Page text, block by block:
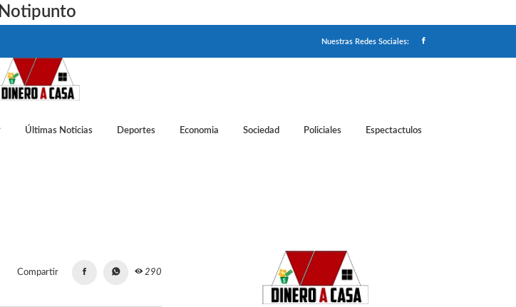
Notipunto
Nuestras Redes Sociales:
Últimas Noticias Deportes Economia Sociedad Policiales Espectactulos
Compartir 290